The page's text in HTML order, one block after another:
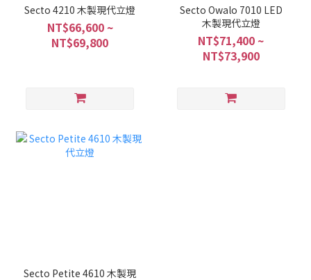
Secto 4210 木製現代立燈
NT$66,600 ~
NT$69,800
Secto Owalo 7010 LED
木製現代立燈
NT$71,400 ~
NT$73,900
Secto Petite 4610 木製現